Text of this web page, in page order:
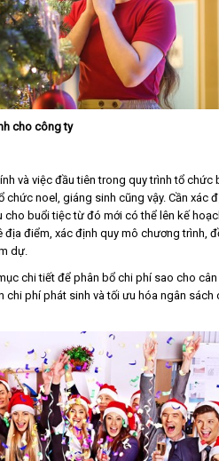
cho công ty
và việc đầu tiên trong quy trình tổ chức
chức noel, giáng sinh cũng vậy. Cần xác
cho buổi tiệc từ đó mới có thể lên kế
điểm, xác định quy mô chương trình,
dự.
chi tiết để phân bổ chi phí sao cho
chi phí phát sinh và tối ưu hóa ngân sách